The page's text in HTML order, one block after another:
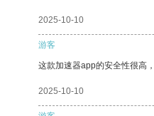
2025-10-10
游客
这款加速器app的安全性很高
2025-10-10